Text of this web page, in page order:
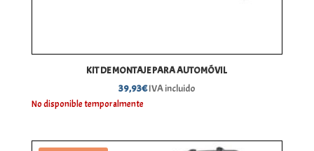
KIT DE MONTAJE PARA AUTOMÓVIL
39,93€IVA incluido
No disponible temporalmente